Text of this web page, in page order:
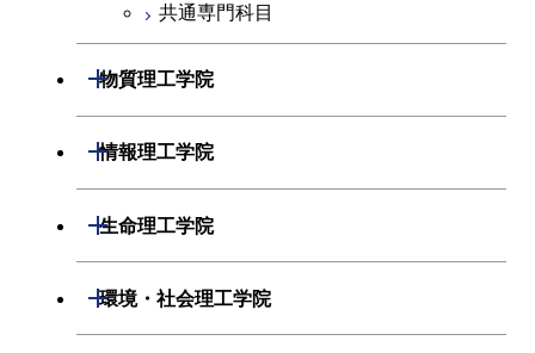
共通専門科目
物質理工学院
開閉
材料系
初年次専門科目
情報理工学院
開閉
数理・計算科学系
初年次専門科目
生命理工学院
開閉
生命理工学系
環境・社会理工学院
開閉